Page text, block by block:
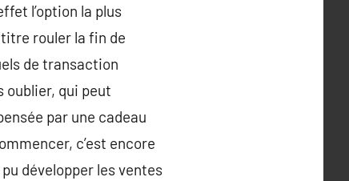
l’option la plus
rouler la fin de
de transaction
oublier, qui peut
par une cadeau
c’est encore
développer les ventes